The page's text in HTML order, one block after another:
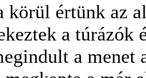
körül értünk az
a túrázók
a menet